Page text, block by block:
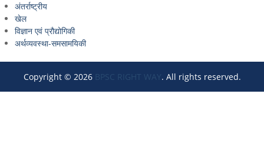
अंतर्राष्ट्रीय
खेल
विज्ञान एवं प्रौद्योगिकी
अर्थव्यवस्था-समसामयिकी
Copyright © 2026 BPSC RIGHT WAY . All rights reserved.